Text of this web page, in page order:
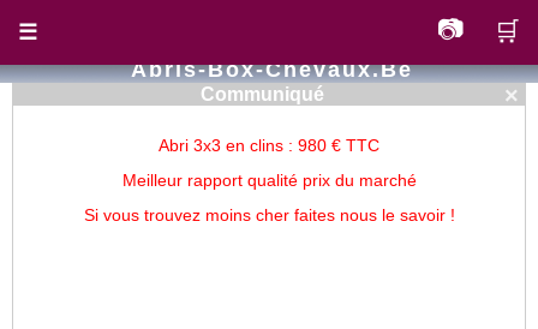
Abris-Box-Chevaux.be
☰ 📷 🛒
×
Communiqué
Abri 3x3 en clins : 980 € TTC
Meilleur rapport qualité prix du marché
Si vous trouvez moins cher faites nous le savoir !